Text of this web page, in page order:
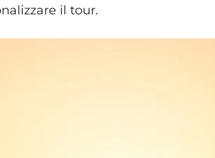
il tour.